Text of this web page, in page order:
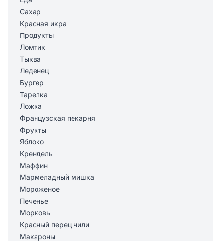
Сахар
Красная икра
Продукты
Ломтик
Тыква
Леденец
Бургер
Тарелка
Ложка
Французская пекарня
Фрукты
Яблоко
Крендель
Маффин
Мармеладный мишка
Мороженое
Печенье
Морковь
Красный перец чили
Макароны